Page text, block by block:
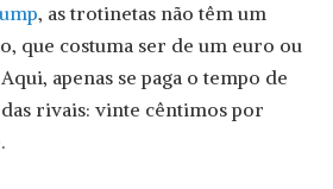
, as trotinetas não têm um
que costuma ser de um euro ou
apenas se paga o tempo de
rivais: vinte cêntimos por